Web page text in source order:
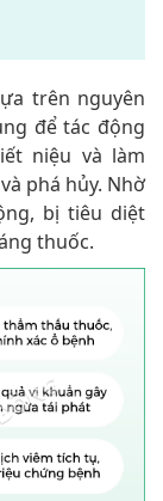
trên nguyên
để tác động
niệu và làm
phá hủy. Nhờ
bị tiêu diệt
thuốc.